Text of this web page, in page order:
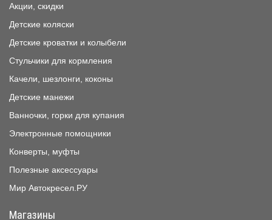
Акции, скидки
Детские коляски
Детские кроватки и колыбели
Стульчики для кормления
Качели, шезлонги, коконы
Детские манежи
Ванночки, горки для купания
Электронные помощники
Конверты, муфты
Полезные аксессуары
Мир Автокресел.РУ
Магазины